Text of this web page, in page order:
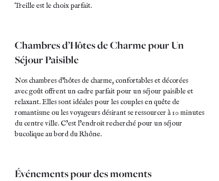
Treille est le choix parfait.
Chambres d’Hôtes de Charme pour Un
Séjour Paisible
Nos chambres d’hôtes de charme, confortables et décorées
avec goût offrent un cadre parfait pour un séjour paisible et
relaxant. Elles sont idéales pour les couples en quête de
romantisme ou les voyageurs désirant se ressourcer à 10 minutes
du centre ville. C’est l’endroit recherché pour un séjour
bucolique au bord du Rhône.
Événements pour des moments